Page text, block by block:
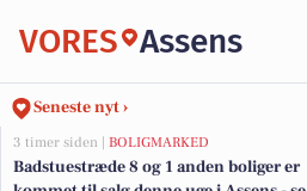
VORES Assens
Seneste nyt ›
3 timer siden | BOLIGMARKED
Badstuestræde 8 og 1 anden boliger er